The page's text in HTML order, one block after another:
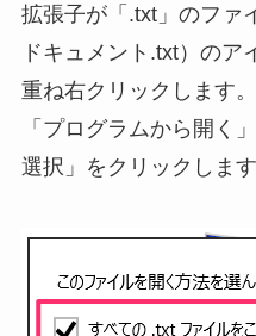
拡張子が「.txt」のファ
ドキュメント.txt）のア
重ね右クリックします
「プログラムから開く
選択」をクリックします